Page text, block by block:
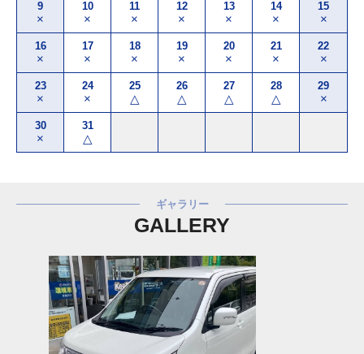
9
×
10
×
11
×
12
×
13
×
14
×
15
×
16
×
17
×
18
×
19
×
20
×
21
×
22
×
23
×
24
×
25
△
26
△
27
△
28
△
29
×
30
×
31
△
ギャラリー
GALLERY